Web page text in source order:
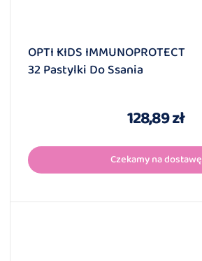
OPTI KIDS IMMUNOPROTECT
32 Pastylki Do Ssania
128,89 zł
Czekamy na dostawę